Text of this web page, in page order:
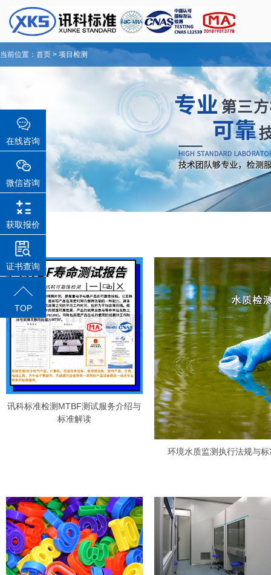
当前位置： 首页 > 项目检测
讯科标准检测MTBF测试服务介绍与
标准解读
环境水质监测执行法规与标
在线咨询
微信咨询
获取报价
证书查询
TOP